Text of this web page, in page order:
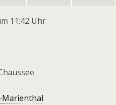
11:42 Uhr
Marienthal